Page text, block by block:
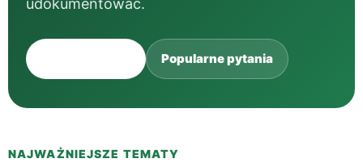
udokumentować.
Popularne pytania
NAJWAŻNIEJSZE TEMATY